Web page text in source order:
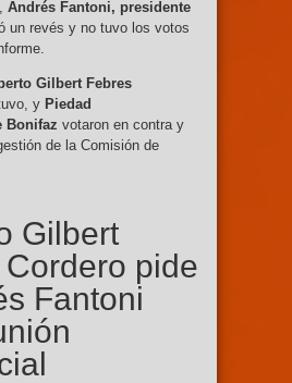
Andrés Fantoni, presidente
un revés y no tuvo los votos
Gilbert Febres
y Piedad
Bonifaz votaron en contra y
de la Comisión de
Gilbert
pide
Fantoni